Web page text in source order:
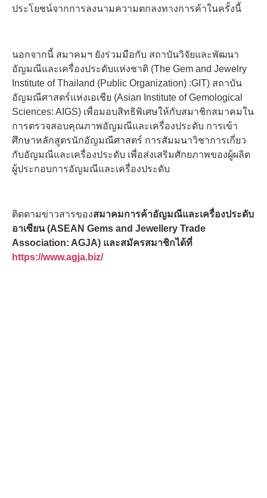
ประโยชน์จากการลงนามความตกลงทางการค้าในครั้งนี้
นอกจากนี้ สมาคมฯ ยังร่วมมือกับ สถาบันวิจัยและพัฒนา
อัญมณีและเครื่องประดับแห่งชาติ (The Gem and Jewelry
Institute of Thailand (Public Organization) :GIT) สถาบัน
อัญมณีศาสตร์แห่งเอเชีย (Asian Institute of Gemological
Sciences: AIGS) เพื่อมอบสิทธิพิเศษให้กับสมาชิกสมาคมใน
การตรวจสอบคุณภาพอัญมณีและเครื่องประดับ การเข้า
ศึกษาหลักสูตรนักอัญมณีศาสตร์ การสัมมนาวิชาการเกี่ยว
กับอัญมณีและเครื่องประดับ เพื่อส่งเสริมศักยภาพของผู้ผลิต
ผู้ประกอบการอัญมณีและเครื่องประดับ
ติดตามข่าวสารของสมาคมการค้าอัญมณีและเครื่องประดับ
อาเซียน (ASEAN Gems and Jewellery Trade
Association: AGJA) และสมัครสมาชิกได้ที่
https://www.agja.biz/